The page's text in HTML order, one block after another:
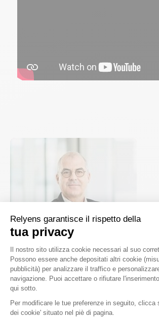
Le tecnologie mettono oggi a
innovativi per individuare, analizzare e
emergenti. In ambito sanitario, la
gestire i rischi lungo l’intero percorso di